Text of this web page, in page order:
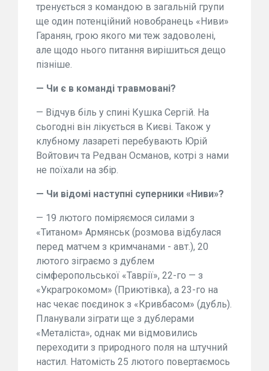
тренується з командою в загальній групи
ще один потенційний новобранець «Ниви»
Гаранян, грою якого ми теж задоволені,
але щодо нього питання вирішиться дещо
пізніше.
— Чи є в команді травмовані?
— Відчув біль у спині Кушка Сергій. На
сьогодні він лікується в Києві. Також у
клубному лазареті перебувають Юрій
Войтович та Редван Османов, котрі з нами
не поїхали на збір.
— Чи відомі наступні суперники «Ниви»?
— 19 лютого поміряємося силами з
«Титаном» Армянськ (розмова відбулася
перед матчем з кримчанами - авт.), 20
лютого зіграємо з дублем
сімферопольської «Таврії», 22-го — з
«Украгрокомом» (Приютівка), а 23-го на
нас чекає поєдинок з «Кривбасом» (дубль).
Планували зіграти ще з дублерами
«Металіста», однак ми відмовились
переходити з природного поля на штучний
настил. Натомість 25 лютого повертаємось